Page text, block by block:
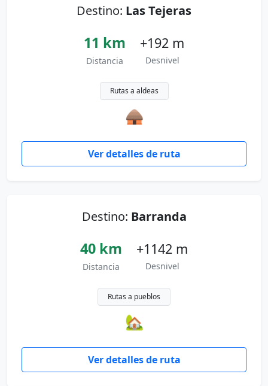
Destino: Las Tejeras
11 km
Distancia
+192 m
Desnivel
Rutas a aldeas
🛖
Ver detalles de ruta
Destino: Barranda
40 km
Distancia
+1142 m
Desnivel
Rutas a pueblos
🏡
Ver detalles de ruta